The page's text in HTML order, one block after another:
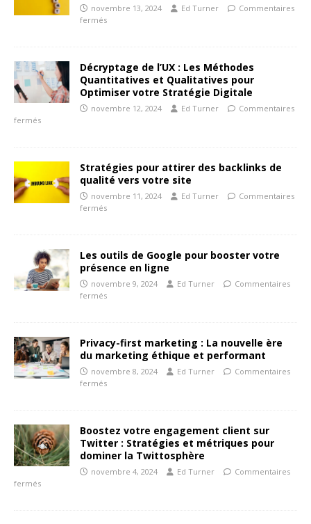
novembre 13, 2024 Ed Turner
Commentaires
fermés
Décryptage de l’UX : Les Méthodes
Quantitatives et Qualitatives pour
Optimiser votre Stratégie Digitale
novembre 12, 2024 Ed Turner
Commentaires
fermés
Stratégies pour attirer des backlinks de
qualité vers votre site
novembre 11, 2024 Ed Turner
Commentaires
fermés
Les outils de Google pour booster votre
présence en ligne
novembre 9, 2024 Ed Turner
Commentaires
fermés
Privacy-first marketing : La nouvelle ère
du marketing éthique et performant
novembre 8, 2024 Ed Turner
Commentaires
fermés
Boostez votre engagement client sur
Twitter : Stratégies et métriques pour
dominer la Twittosphère
novembre 4, 2024 Ed Turner
Commentaires
fermés